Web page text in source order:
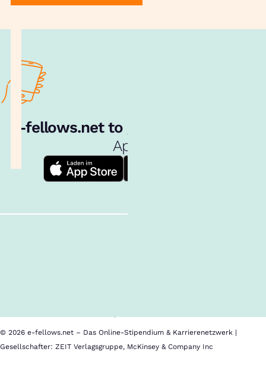
e‑fellows.net to go:
App!
© 2026 e-fellows.net – Das Online-Stipendium & Karrierenetzwerk |
Gesellschafter: ZEIT Verlagsgruppe, McKinsey & Company Inc